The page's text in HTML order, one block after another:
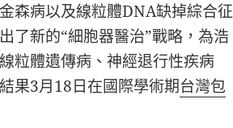
森病以及線粒體DNA缺掉綜合征
了新的“細胞器醫治”戰略，為浩
線粒體遺傳病、神經退行性疾病
果3月18日在國際學術期台灣包